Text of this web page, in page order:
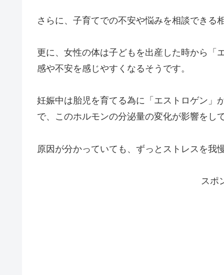
さらに、子育てでの不安や悩みを相談できる
更に、 女性の体は子どもを出産した時から「
感や不安を感じやすくなるそうです。
妊娠中は胎児を育てる為に「エストロゲン」
で、このホルモンの分泌量の変化が影響をし
原因が分かっていても、ずっとストレスを我
スポ